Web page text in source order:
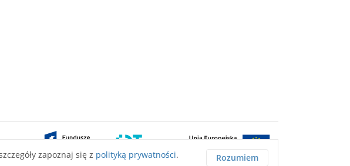
zapoznaj się z polityką prywatności. Rozumiem